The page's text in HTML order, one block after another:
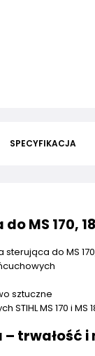
SPECYFIKACJA
MS 170,
sterująca do MS
sztuczne
STIHL MS 170 i MS
trwałość i